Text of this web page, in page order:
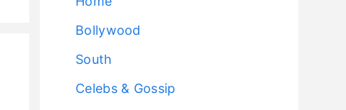
Bollywood
South
Celebs & Gossip